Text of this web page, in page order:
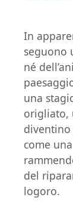
In
seguono
né
una
origliato,
diventino
come
del
logoro.